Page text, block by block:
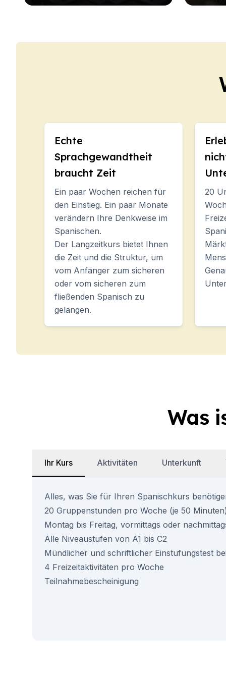
Costa Rica
Madrid
Málaga
Echte
Sprachgewandtheit
braucht Zeit
Ein paar Wochen reichen für
den Einstieg. Ein paar Monate
verändern Ihre Denkweise im
Spanischen.
Der Langzeitkurs bietet Ihnen
die Zeit und die Struktur, um
vom Anfänger zum sicheren
oder vom sicheren zum
fließenden Spanisch zu
gelangen.
20
Was
Ihr Kurs Aktivitäten Unterkunft
Alles, was Sie für Ihren Spanischkurs
20 Gruppenstunden pro Woche (je 50 Minuten)
Montag bis Freitag, vormittags oder
Alle Niveaustufen von A1 bis C2
Mündlicher und schriftlicher Einstufungstest
4 Freizeitaktivitäten pro Woche
Teilnahmebescheinigung